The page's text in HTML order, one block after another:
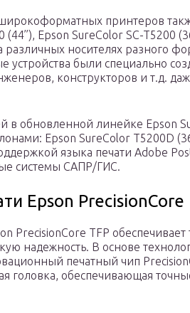
принтеров
Epson SureColor SC-T5200
различных носителях разного
устройства были специально
конструкторов и т.д.
в обновленной линейке Epson
Epson SureColor T5200D
языка печати Adobe
системы САПР/ГИС.
Epson PrecisionCore
PrecisionCore TFP обеспечивает
надежность. В основе
печатный чип
головка, обеспечивающая